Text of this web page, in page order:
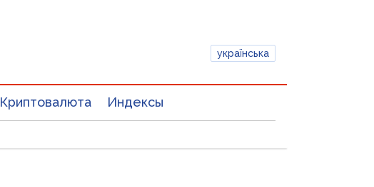
українська
Криптовалюта Индексы